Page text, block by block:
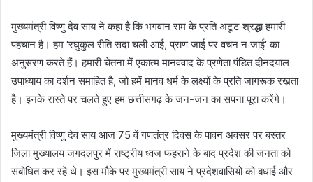
मुख्यमंत्री विष्णु देव साय ने कहा है कि भगवान राम के प्रति अटूट श्रद्धा हमारी
पहचान है। हम ‘रघुकुल रीति सदा चली आई, प्राण जाई पर वचन न जाई’ का
अनुसरण करते हैं। हमारी चेतना में एकात्म मानववाद के प्रणेता पंडित दीनदयाल
उपाध्याय का दर्शन समाहित है, जो हमें मानव धर्म के लक्ष्यों के प्रति जागरूक रखता
है। इनके रास्ते पर चलते हुए हम छत्तीसगढ़ के जन-जन का सपना पूरा करेंगे।
मुख्यमंत्री विष्णु देव साय आज 75 वें गणतंत्र दिवस के पावन अवसर पर बस्तर
जिला मुख्यालय जगदलपुर में राष्ट्रीय ध्वज फहराने के बाद प्रदेश की जनता को
संबोधित कर रहे थे। इस मौके पर मुख्यमंत्री साय ने प्रदेशवासियों को बधाई और